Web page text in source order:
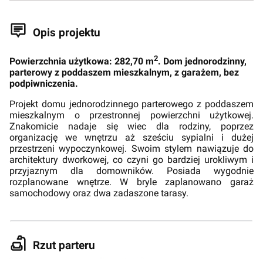
Opis projektu
Powierzchnia użytkowa: 282,70 m2. Dom jednorodzinny,
parterowy z poddaszem mieszkalnym, z garażem, bez
podpiwniczenia.
Projekt domu jednorodzinnego parterowego z poddaszem
mieszkalnym o przestronnej powierzchni użytkowej.
Znakomicie nadaje się wiec dla rodziny, poprzez
organizację we wnętrzu aż sześciu sypialni i dużej
przestrzeni wypoczynkowej. Swoim stylem nawiązuje do
architektury dworkowej, co czyni go bardziej urokliwym i
przyjaznym dla domowników. Posiada wygodnie
rozplanowane wnętrze. W bryle zaplanowano garaż
samochodowy oraz dwa zadaszone tarasy.
Rzut parteru